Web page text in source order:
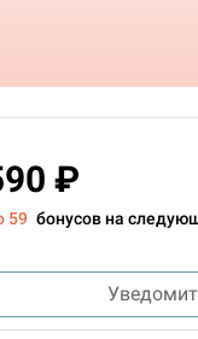
₽
59 бонусов на